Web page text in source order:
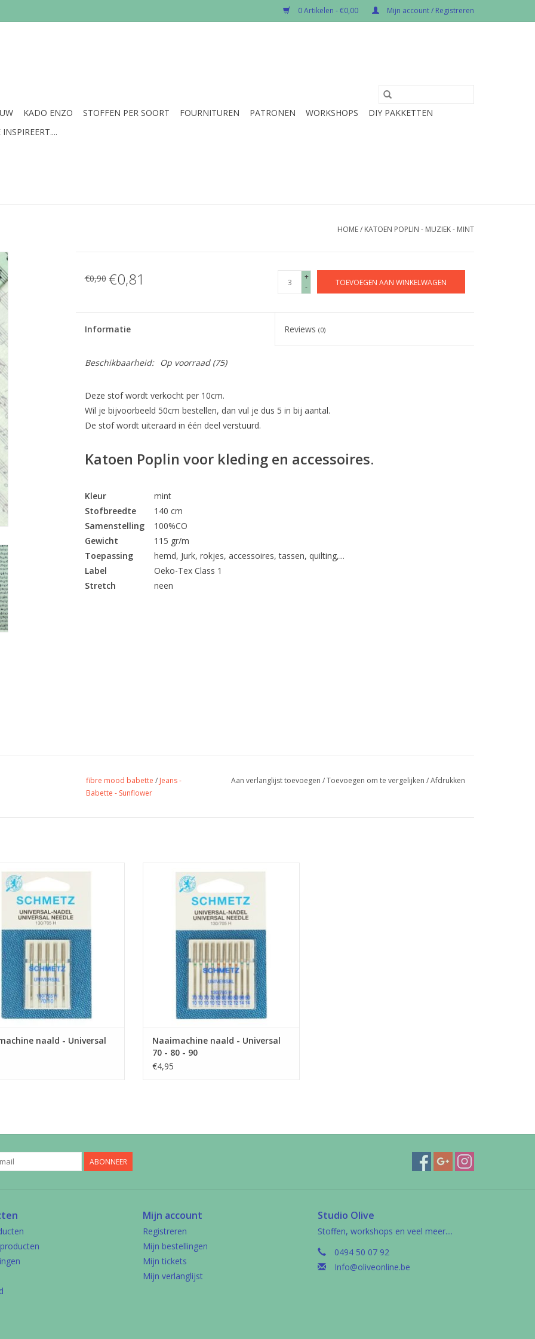
0 Artikelen - €0,00 Mijn account / Registreren
KADO ENZO STOFFEN PER SOORT FOURNITUREN PATRONEN WORKSHOPS
DIY PAKKETTEN
HOME/ KATOEN POPLIN - MUZIEK - MINT
€0,90 €0,81
+
-
TOEVOEGEN AAN WINKELWAGEN
Informatie Reviews(0)
Beschikbaarheid: Op voorraad(75)
Deze stof wordt verkocht per 10cm.
Wil je bijvoorbeeld 50cm bestellen, dan vul je dus 5 in bij aantal.
De stof wordt uiteraard in één deel verstuurd.
Katoen Poplin voor kleding en accessoires.
Kleur
mint
Stofbreedte
140 cm
Samenstelling
100%CO
Gewicht
115 gr/m
Toepassing
hemd, Jurk, rokjes, accessoires, tassen, quilting,...
Label
Oeko-Tex Class 1
Stretch
neen
fibre mood babette / Jeans -
Babette - Sunflower
Aan verlanglijst toevoegen /Toevoegen om te vergelijken /Afdrukken
machinenaald van Schmetz met
80 is geschikt voor de meeste
stoffen.
AAN WINKELWAGEN
naald - Universal
Mix met universele machinenaalden van
Schmetz met dikte 70 - 80 - 90 is geschikt
voor de meeste stoffen.
TOEVOEGEN AAN WINKELWAGEN
Naaimachine naald - Universal
70 - 80 - 90
€4,95
ABONNEER
Mijn account
Registreren
Mijn bestellingen
Mijn tickets
Mijn verlanglijst
Studio Olive
Stoffen, workshops en veel meer....
0494 50 07 92
Info@oliveonline.be